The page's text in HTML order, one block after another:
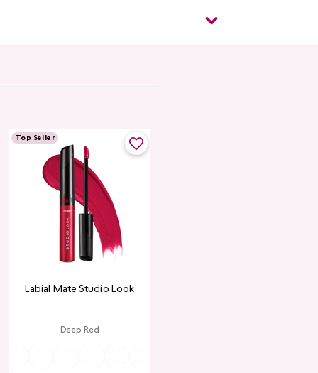
Top Seller
Labial Mate Studio Look
Deep Red